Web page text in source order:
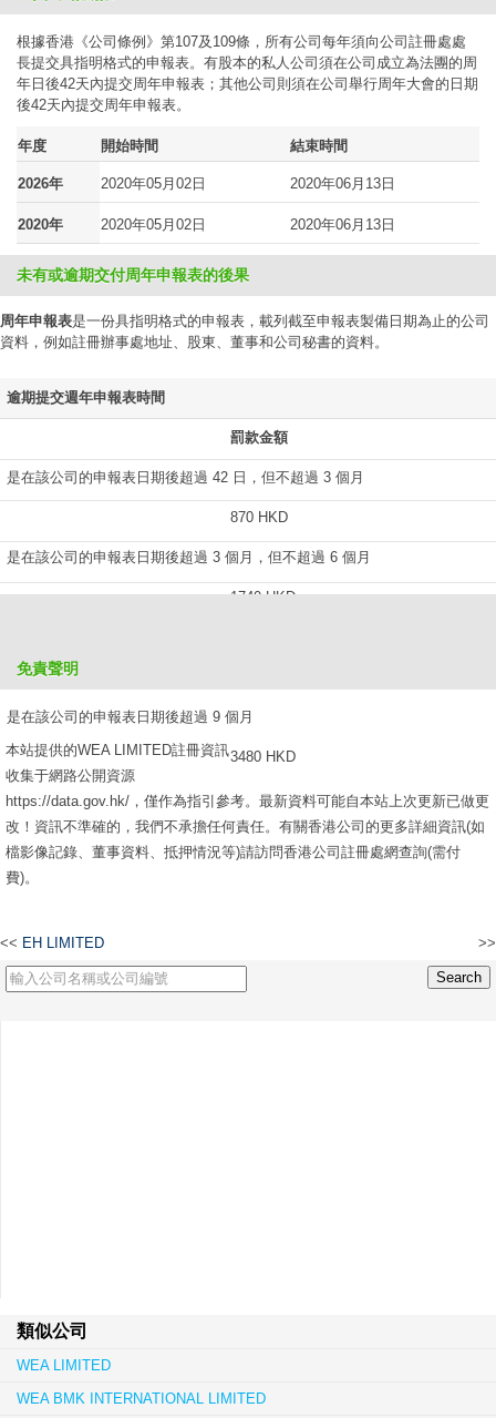
根據香港《公司條例》第107及109條，所有公司每年須向公司註冊處處
長提交具指明格式的申報表。有股本的私人公司須在公司成立為法團的周
年日後42天內提交周年申報表；其他公司則須在公司舉行周年大會的日期
後42天內提交周年申報表。
年度 開始時間 結束時間
2026年 2020年05月02日 2020年06月13日
2020年 2020年05月02日 2020年06月13日
未有或逾期交付周年申報表的後果
周年申報表是一份具指明格式的申報表，載列截至申報表製備日期為止的公司
資料，例如註冊辦事處地址、股東、董事和公司秘書的資料。
逾期提交週年申報表時間
罰款金額
是在該公司的申報表日期後超過 42 日，但不超過 3 個月
870 HKD
是在該公司的申報表日期後超過 3 個月，但不超過 6 個月
1740 HKD
是在該公司的申報表日期後超過 9 個月
3480 HKD
免責聲明
本站提供的WEA LIMITED註冊資訊
收集于網路公開資源
https://data.gov.hk/，僅作為指引參考。最新資料可能自本站上次更新已做更
改！資訊不準確的，我們不承擔任何責任。有關香港公司的更多詳細資訊(如
檔影像記錄、董事資料、抵押情況等)請訪問香港公司註冊處網查詢(需付
費)。
<< EH LIMITED >>
類似公司
WEA LIMITED
WEA BMK INTERNATIONAL LIMITED